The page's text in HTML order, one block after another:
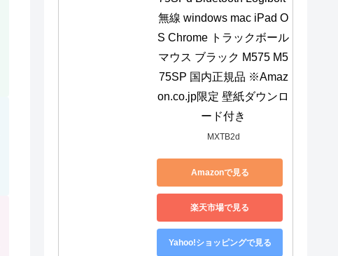
無線 windows mac iPad O
S Chrome トラックボール
マウス ブラック M575 M5
75SP 国内正規品 ※Amaz
on.co.jp限定 壁紙ダウンロ
ード付き
MXTB2d
Amazonで見る
楽天市場で見る
Yahoo!ショッピングで見る